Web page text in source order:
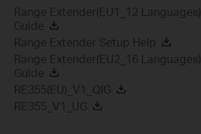
Range Extender(EU1_12
Guide
Range Extender Setup Help
Range Extender(EU2_16
Guide
RE355(EU)_V1_QIG
RE355_V1_UG